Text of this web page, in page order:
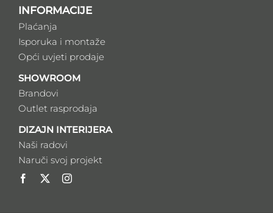
INFORMACIJE
Plaćanja
Isporuka i montaže
Opći uvjeti prodaje
SHOWROOM
Brandovi
Outlet rasprodaja
DIZAJN INTERIJERA
Naši radovi
Naruči svoj projekt